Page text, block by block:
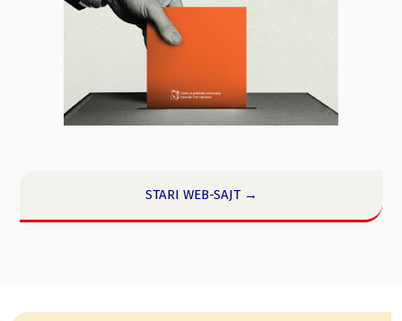
STARI WEB-SAJT →